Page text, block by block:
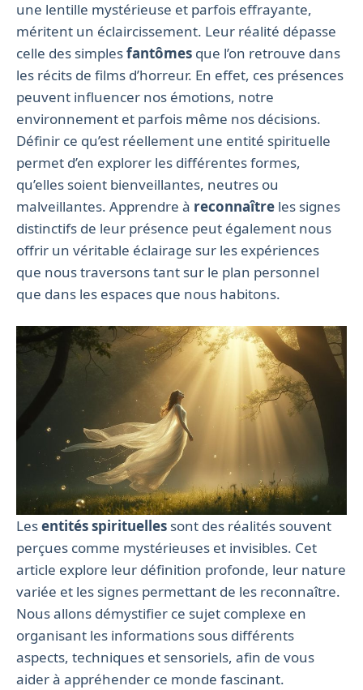
une lentille mystérieuse et parfois effrayante,
méritent un éclaircissement. Leur réalité dépasse
celle des simplesfantômes que l’on retrouve dans
les récits de films d’horreur. En effet, ces présences
peuvent influencer nos émotions, notre
environnement et parfois même nos décisions.
Définir ce qu’est réellement une entité spirituelle
permet d’en explorer les différentes formes,
qu’elles soient bienveillantes, neutres ou
malveillantes. Apprendre à reconnaître les signes
distinctifs de leur présence peut également nous
offrir un véritable éclairage sur les expériences
que nous traversons tant sur le plan personnel
que dans les espaces que nous habitons.
Lesentités spirituelles sont des réalités souvent
perçues comme mystérieuses et invisibles. Cet
article explore leur définition profonde, leur nature
variée et les signes permettant de les reconnaître.
Nous allons démystifier ce sujet complexe en
organisant les informations sous différents
aspects, techniques et sensoriels, afin de vous
aider à appréhender ce monde fascinant.